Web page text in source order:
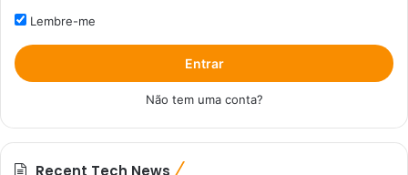
Lembre-me
Entrar
Não tem uma conta?
Recent Tech News